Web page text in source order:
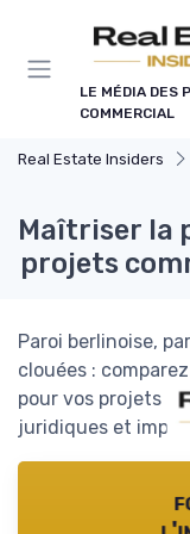
LE MÉDIA DES
COMMERCIAL
Real Estate Insiders
Maîtriser la
projets
Paroi berlinoise,
clouées :
pour vos projets
juridiques et